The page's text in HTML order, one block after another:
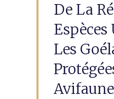
De La
Espèces
Les